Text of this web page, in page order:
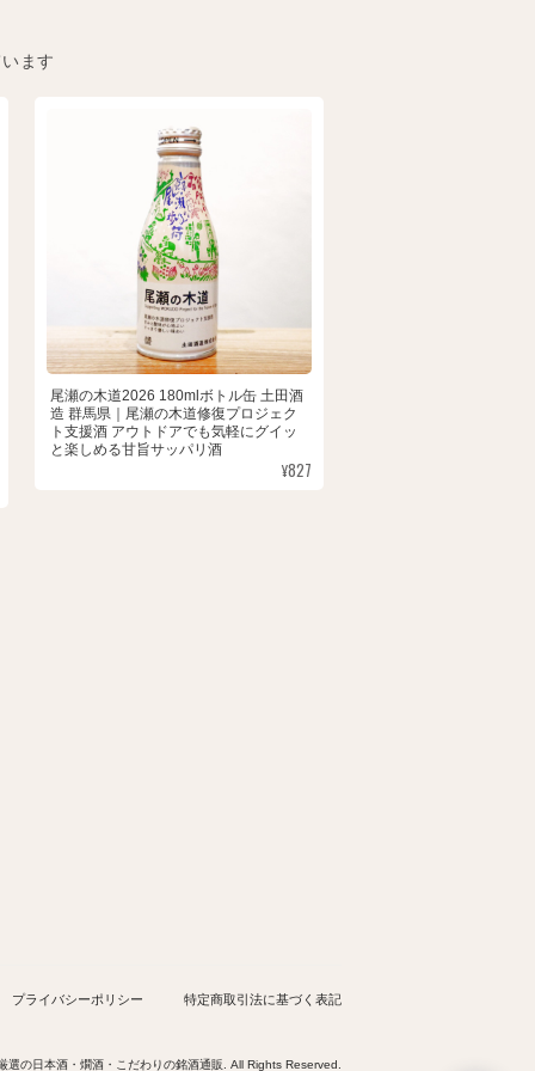
ます
尾瀬の木道2026 180mlボトル缶 土田酒
造 群馬県｜尾瀬の木道修復プロジェク
ト支援酒 アウトドアでも気軽にグイッ
と楽しめる甘旨サッパリ酒
¥827
プライバシーポリシー 特定商取引法に基づく表記
の日本酒・燗酒・こだわりの銘酒通販. All Rights Reserved.